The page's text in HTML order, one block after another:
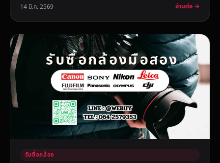
14 มี.ค. 2569 อ่านต่อ →
รับซื้อกล้อง